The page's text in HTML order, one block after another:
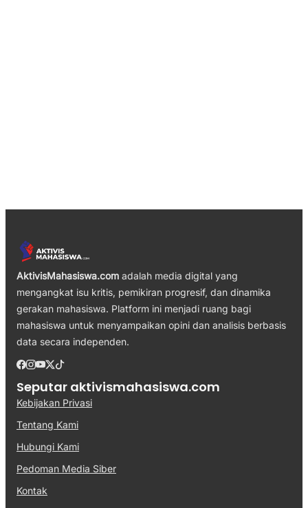
AktivisMahasiswa.com adalah media digital yang
mengangkat isu kritis, pemikiran progresif, dan dinamika
gerakan mahasiswa. Platform ini menjadi ruang bagi
mahasiswa untuk menyampaikan opini dan analisis berbasis
data secara independen.
Seputar aktivismahasiswa.com
Kebijakan Privasi
Tentang Kami
Hubungi Kami
Pedoman Media Siber
Kontak